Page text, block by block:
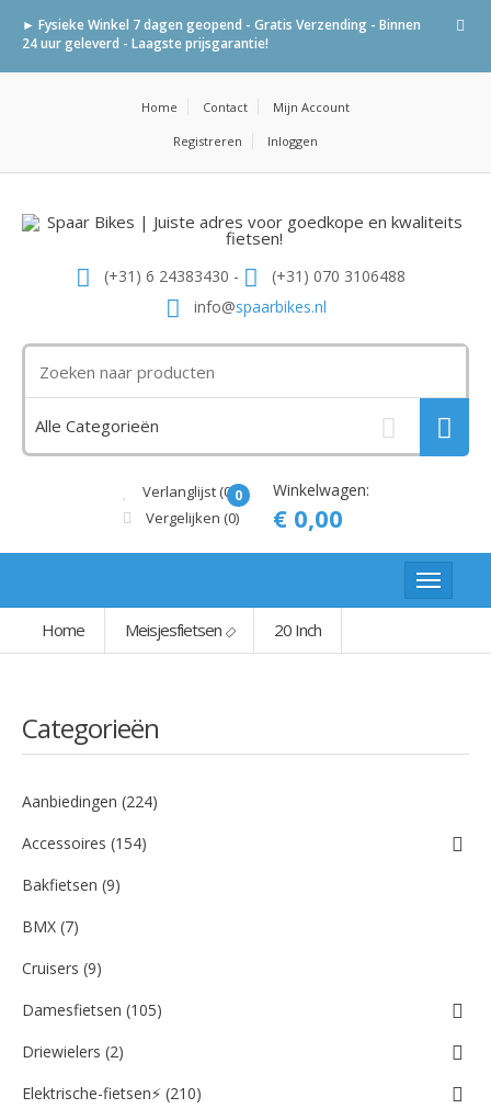
► Fysieke Winkel 7 dagen geopend - Gratis Verzending - Binnen
24 uur geleverd - Laagste prijsgarantie!
Home Contact Mijn Account
Registreren Inloggen
(+31) 6 24383430 -
(+31) 070 3106488
info@spaarbikes.nl
Verlanglijst (0)
Vergelijken (0)
0 Winkelwagen:
€ 0,00
Home Meisjesfietsen 20 Inch
Categorieën
Aanbiedingen (224)
Accessoires (154)
Bakfietsen (9)
BMX (7)
Cruisers (9)
Damesfietsen (105)
Driewielers (2)
Elektrische-fietsen⚡ (210)